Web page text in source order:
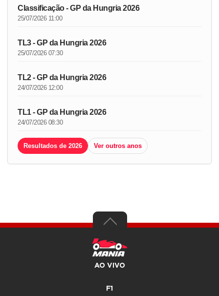
Classificação - GP da Hungria 2026
25/07/2026 11:00
TL3 - GP da Hungria 2026
25/07/2026 07:30
TL2 - GP da Hungria 2026
24/07/2026 12:00
TL1 - GP da Hungria 2026
24/07/2026 08:30
Resultados de 2026 Ver outros anos
AO VIVO
F1